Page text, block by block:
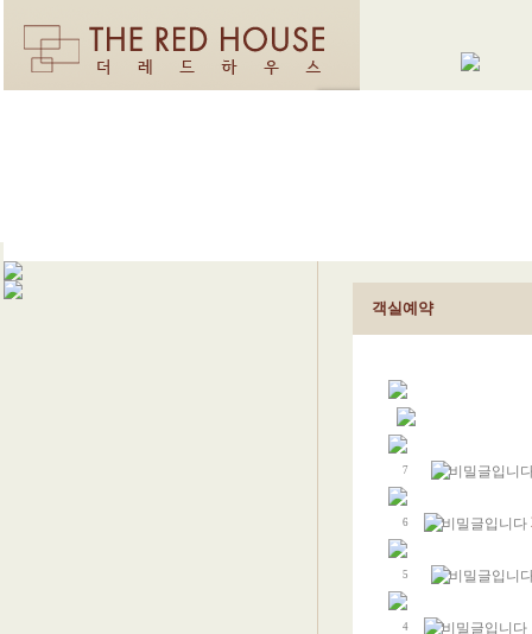
객실예약
7
6
5
4